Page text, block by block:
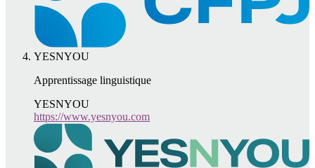
YESNYOU
Apprentissage linguistique
YESNYOU
https://www.yesnyou.com